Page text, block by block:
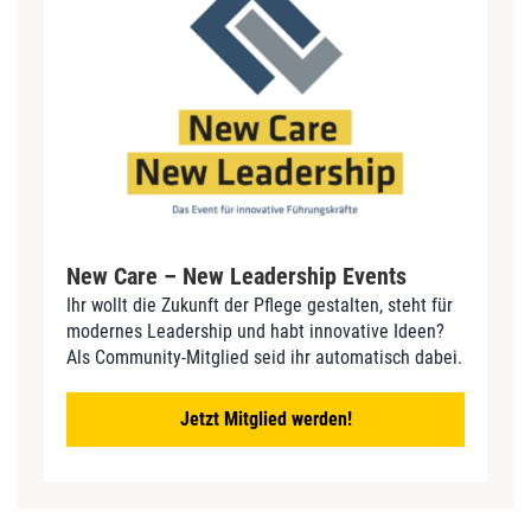
New Care – New Leadership Events
Ihr wollt die Zukunft der Pflege gestalten, steht für
modernes Leadership und habt innovative Ideen?
Als Community-Mitglied seid ihr automatisch dabei.
Jetzt Mitglied werden!